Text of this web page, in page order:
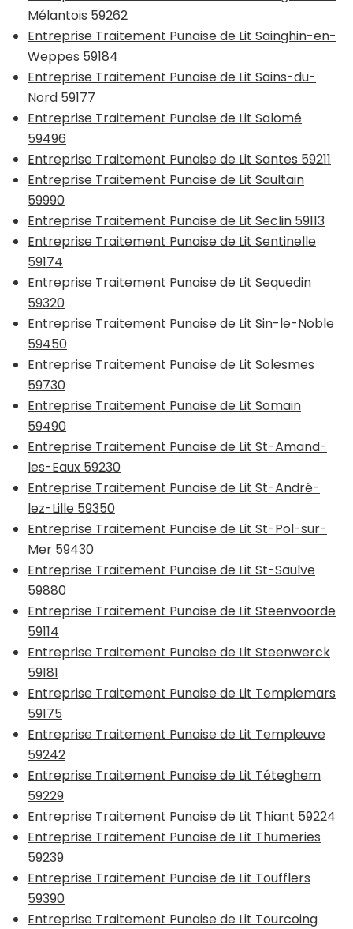
Mélantois 59262
Entreprise Traitement Punaise de Lit Sainghin-en-
Weppes 59184
Entreprise Traitement Punaise de Lit Sains-du-
Nord 59177
Entreprise Traitement Punaise de Lit Salomé
59496
Entreprise Traitement Punaise de Lit Santes 59211
Entreprise Traitement Punaise de Lit Saultain
59990
Entreprise Traitement Punaise de Lit Seclin 59113
Entreprise Traitement Punaise de Lit Sentinelle
59174
Entreprise Traitement Punaise de Lit Sequedin
59320
Entreprise Traitement Punaise de Lit Sin-le-Noble
59450
Entreprise Traitement Punaise de Lit Solesmes
59730
Entreprise Traitement Punaise de Lit Somain
59490
Entreprise Traitement Punaise de Lit St-Amand-
les-Eaux 59230
Entreprise Traitement Punaise de Lit St-André-
lez-Lille 59350
Entreprise Traitement Punaise de Lit St-Pol-sur-
Mer 59430
Entreprise Traitement Punaise de Lit St-Saulve
59880
Entreprise Traitement Punaise de Lit Steenvoorde
59114
Entreprise Traitement Punaise de Lit Steenwerck
59181
Entreprise Traitement Punaise de Lit Templemars
59175
Entreprise Traitement Punaise de Lit Templeuve
59242
Entreprise Traitement Punaise de Lit Téteghem
59229
Entreprise Traitement Punaise de Lit Thiant 59224
Entreprise Traitement Punaise de Lit Thumeries
59239
Entreprise Traitement Punaise de Lit Toufflers
59390
Entreprise Traitement Punaise de Lit Tourcoing